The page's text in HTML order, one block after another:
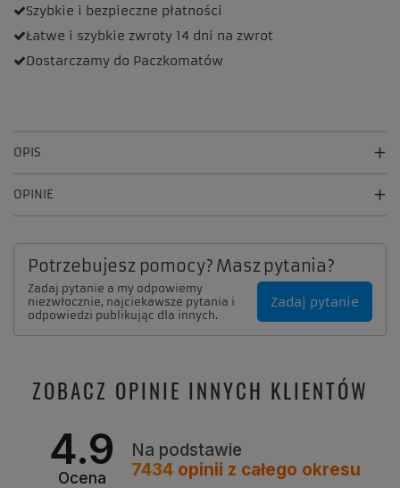
Szybkie i bezpieczne płatności
Łatwe i szybkie zwroty 14 dni na zwrot
Dostarczamy do Paczkomatów
OPIS
OPINIE
Potrzebujesz pomocy? Masz pytania?
Zadaj pytanie a my odpowiemy
niezwłocznie, najciekawsze pytania i
odpowiedzi publikując dla innych.
Zadaj pytanie
ZOBACZ OPINIE INNYCH KLIENTÓW
4.9
Ocena
Na podstawie
7434 opinii z całego okresu